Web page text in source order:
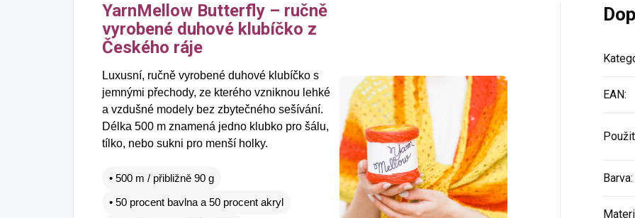
YarnMellow Butterfly – ručně
vyrobené duhové klubíčko z
Českého ráje
Luxusní, ručně vyrobené duhové klubíčko s
jemnými přechody, ze kterého vzniknou lehké
a vzdušné modely bez zbytečného sešívání.
Délka 500 m znamená jedno klubko pro šálu,
tílko, nebo sukni pro menší holky.
• 500 m / přibližně 90 g
• 50 procent bavlna a 50 procent akryl
EAN:
Barva: